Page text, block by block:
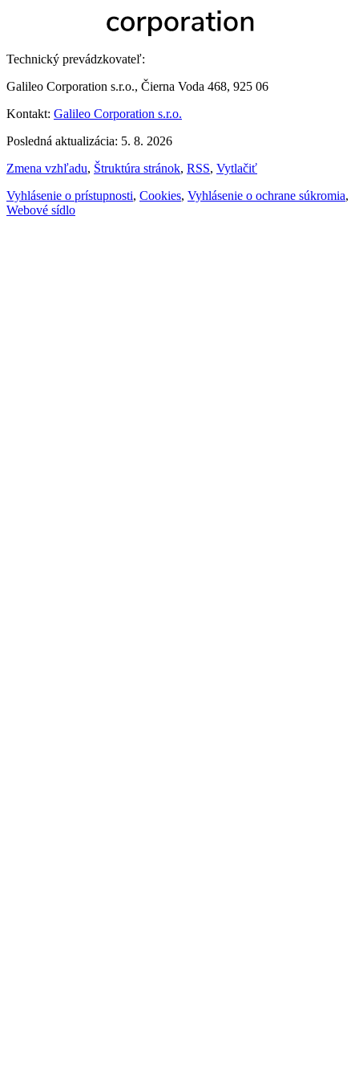
Technický prevádzkovateľ:
Galileo Corporation s.r.o., Čierna Voda 468, 925 06
Kontakt: Galileo Corporation s.r.o.
Posledná aktualizácia: 5. 8. 2026
Zmena vzhľadu, Štruktúra stránok, RSS, Vytlačiť
Vyhlásenie o prístupnosti, Cookies, Vyhlásenie o ochrane súkromia,
Webové sídlo